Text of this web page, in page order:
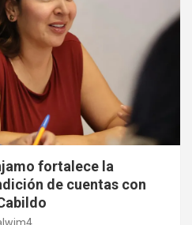
fortalece la
de cuentas con